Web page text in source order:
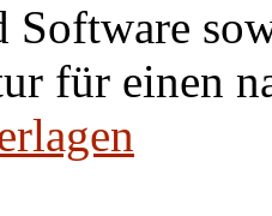
Software
für einen